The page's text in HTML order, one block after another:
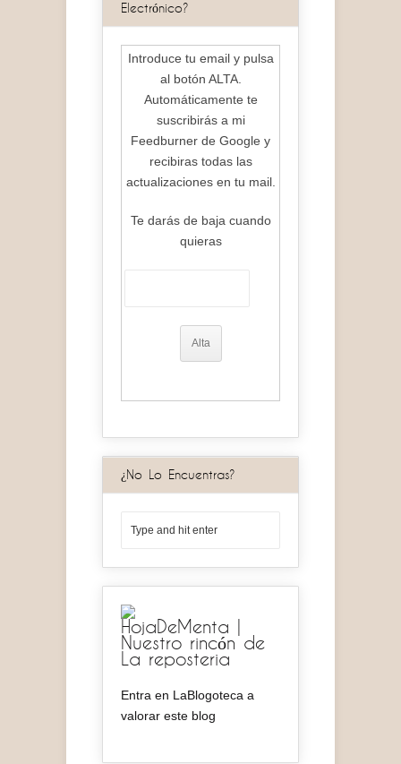
Electrónico?
Introduce tu email y pulsa
al botón ALTA.
Automáticamente te
suscribirás a mi
Feedburner de Google y
recibiras todas las
actualizaciones en tu mail.
Te darás de baja cuando
quieras
¿No Lo Encuentras?
HojaDeMenta |
Nuestro rincón de
La reposteria
Entra en LaBlogoteca a
valorar este blog